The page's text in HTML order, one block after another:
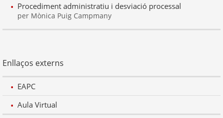
Procediment administratiu i desviació processal
per Mònica Puig Campmany
Enllaços externs
EAPC
Aula Virtual